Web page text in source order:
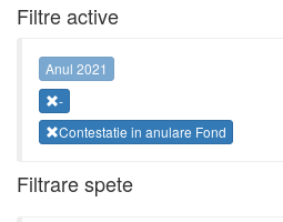
Filtre active
Anul 2021
-
Contestatie in anulare Fond
Filtrare spete